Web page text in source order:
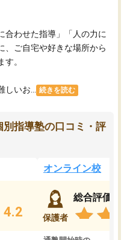
合わせた指導」「人の力に
、ご自宅や好きな場所から
。
いお... 続きを読む
別指導塾の口コミ・評
4.2
オンライン校
保護者
総合評価